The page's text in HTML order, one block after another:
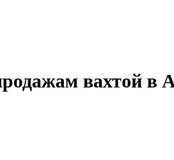
вахтой в